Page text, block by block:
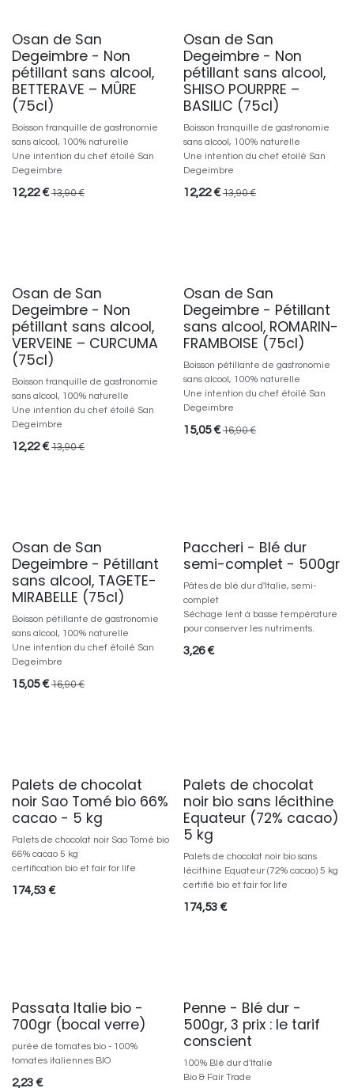
0% alcool
Osan de San
Degeimbre - Non
pétillant sans alcool,
BETTERAVE – MÛRE
(75cl)
Boisson tranquille de gastronomie
sans alcool, 100% naturelle
Une intention du chef étoilé San
Degeimbre
12,22€ 13,90€
0% alcool
Osan de San
Degeimbre - Non
pétillant sans alcool,
SHISO POURPRE –
BASILIC (75cl)
Boisson tranquille de gastronomie
sans alcool, 100% naturelle
Une intention du chef étoilé San
Degeimbre
12,22€ 13,90€
0% alcool
Osan de San
Degeimbre - Non
pétillant sans alcool,
VERVEINE – CURCUMA
(75cl)
Boisson tranquille de gastronomie
sans alcool, 100% naturelle
Une intention du chef étoilé San
Degeimbre
12,22€ 13,90€
0% alcool
Osan de San
Degeimbre - Pétillant
sans alcool, ROMARIN-
FRAMBOISE (75cl)
Boisson pétillante de gastronomie
sans alcool, 100% naturelle
Une intention du chef étoilé San
Degeimbre
15,05€ 16,90€
0% alcool
Osan de San
Degeimbre - Pétillant
sans alcool, TAGETE-
MIRABELLE (75cl)
Boisson pétillante de gastronomie
sans alcool, 100% naturelle
Une intention du chef étoilé San
Degeimbre
15,05€ 16,90€
Paccheri - Blé dur
semi-complet - 500gr
Pâtes de blé dur d'Italie, semi-
complet
Séchage lent à basse température
pour conserver les nutriments.
3,26€
Palets de chocolat
noir Sao Tomé bio 66%
cacao - 5 kg
Palets de chocolat noir Sao Tomé bio
66% cacao 5 kg
certification bio et fair for life
174,53 €
Palets de chocolat
noir bio sans lécithine
Equateur (72% cacao)
5 kg
Palets de chocolat noir bio sans
lécithine Equateur (72% cacao) 5 kg
certifié bio et fair for life
174,53€
Passata Italie bio -
700gr (bocal verre)
purée de tomates bio - 100%
tomates italiennes BIO
2,23 €
Penne - Blé dur -
500gr, 3 prix : le tarif
conscient
100% Blé dur d'Italie
Bio & Fair Trade